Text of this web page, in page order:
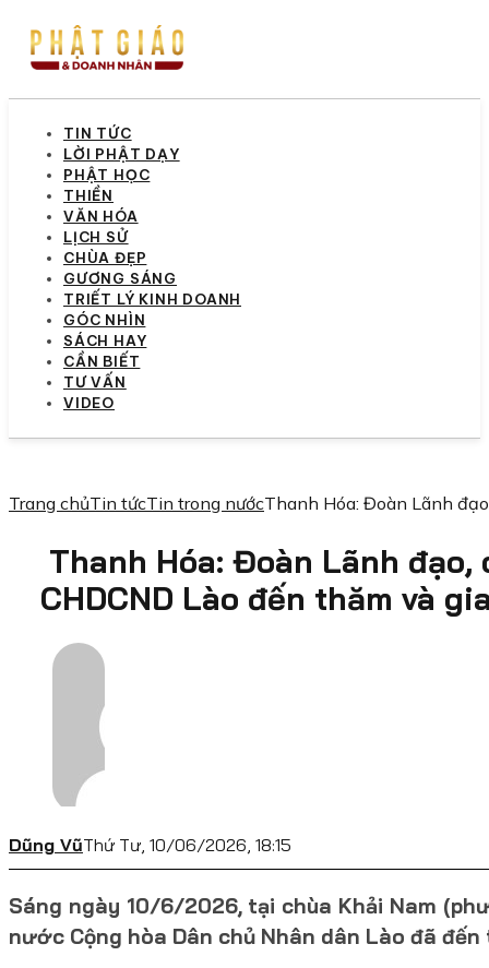
TIN TỨC
LỜI PHẬT DẠY
PHẬT HỌC
THIỀN
VĂN HÓA
LỊCH SỬ
CHÙA ĐẸP
GƯƠNG SÁNG
TRIẾT LÝ KINH DOANH
GÓC NHÌN
SÁCH HAY
CẦN BIẾT
TƯ VẤN
VIDEO
Trang chủTin tứcTin trong nướcThanh Hóa: Đoàn Lãnh
Thanh Hóa: Đoàn Lãnh
CHDCND Lào đến thăm và
Dũng VũThứ Tư, 10/06/2026, 18:15
Sáng ngày 10/6/2026, tại chùa Khải Nam
nước Cộng hòa Dân chủ Nhân dân Lào đã